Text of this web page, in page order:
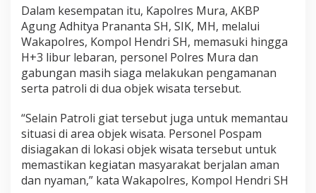
i
a
a
P
a
d
t
P
e
n
g
u
Dalam kesempatan itu, Kapolres Mura, AKBP
Agung Adhitya Prananta SH, SIK, MH, melalui
Wakapolres, Kompol Hendri SH, memasuki hingga
H+3 libur lebaran, personel Polres Mura dan
gabungan masih siaga melakukan pengamanan
serta patroli di dua objek wisata tersebut.
“Selain Patroli giat tersebut juga untuk memantau
situasi di area objek wisata. Personel Pospam
disiagakan di lokasi objek wisata tersebut untuk
memastikan kegiatan masyarakat berjalan aman
dan nyaman,” kata Wakapolres, Kompol Hendri SH